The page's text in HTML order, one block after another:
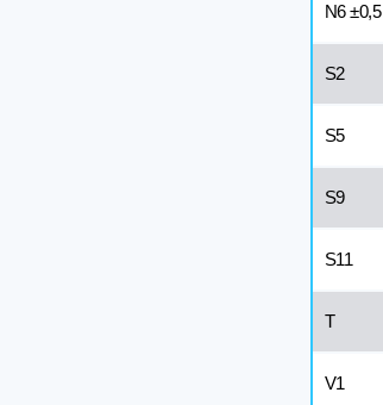
N6 ±0,5
S2
S5
S9
S11
T
V1